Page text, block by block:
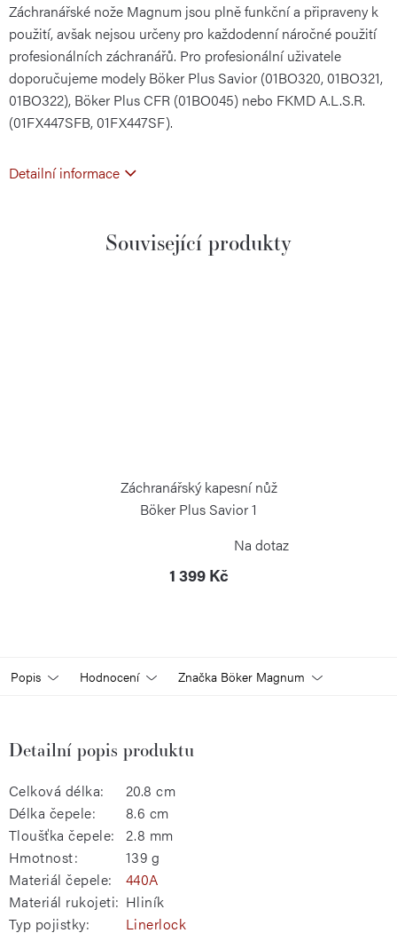
Záchranářské nože Magnum jsou plně funkční a připraveny k
použití, avšak nejsou určeny pro každodenní náročné použití
profesionálních záchranářů. Pro profesionální uživatele
doporučujeme modely Böker Plus Savior (01BO320, 01BO321,
01BO322), Böker Plus CFR (01BO045) nebo FKMD A.L.S.R.
(01FX447SFB, 01FX447SF).
Detailní informace
Související produkty
Záchranářský kapesní nůž
Böker Plus Savior 1
Na dotaz
1 399 Kč
Popis Hodnocení Značka Böker Magnum
Detailní popis produktu
Celková délka:
20.8 cm
Délka čepele:
8.6 cm
Tloušťka čepele:
2.8 mm
Hmotnost:
139 g
Materiál čepele:
440A
Materiál rukojeti: Hliník
Typ pojistky:
Linerlock